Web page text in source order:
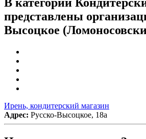
представлены
Высоцкое
Ирень, кондитерский магазин
Адрес: Русско-Высоцкое, 18а